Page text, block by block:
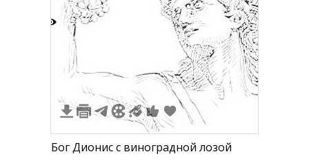
Бог Дионис с виноградной лозой